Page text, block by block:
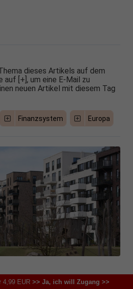
dieses Artikels auf dem
auf [+], um eine E-Mail zu
neuen Artikel mit diesem Tag
Finanzsystem Europa
4,99 EUR>> Ja, ich will Zugang >>